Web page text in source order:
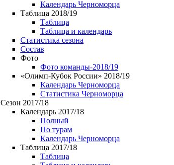
Календарь Черноморца
Таблица 2018/19
Таблица
Таблица и календарь
Статистика сезона
Состав
Фото
Фото команды-2018/19
«Олимп-Кубок России» 2018/19
Календарь Черноморца
Статистика Черноморца
Сезон 2017/18
Календарь 2017/18
Полный
По турам
Календарь Черноморца
Таблица 2017/18
Таблица